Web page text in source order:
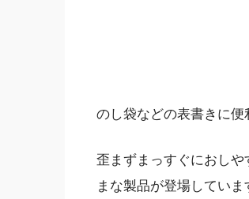
のし袋などの表書きに便
歪まずまっすぐにおし
まな製品が登場していま